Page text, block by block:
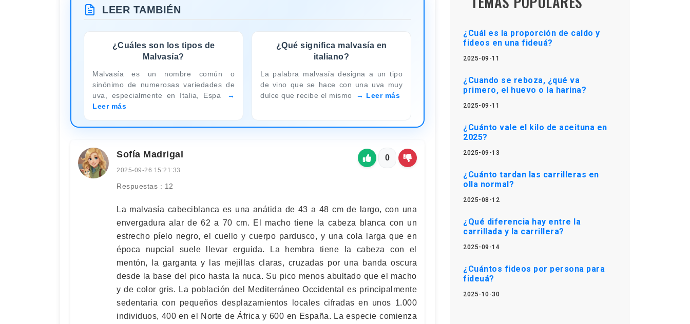
LEER TAMBIÉN
¿Cuáles son los tipos de
Malvasía?
Malvasía es un nombre común o
sinónimo de numerosas variedades de
uva, especialmente en Italia, Espa
Leer más
¿Qué significa malvasía en
italiano?
La palabra malvasía designa a un tipo
de vino que se hace con una uva muy
dulce que recibe el mismo
Leer más
Sofía Madrigal
2025-09-26 15:21:33
Respuestas : 12
0
La malvasía cabeciblanca es una anátida de 43 a 48 cm de largo, con una
envergadura alar de 62 a 70 cm. El macho tiene la cabeza blanca con un
estrecho píelo negro, el cuello y cuerpo pardusco, y una cola larga que en
época nupcial suele llevar erguida. La hembra tiene la cabeza con el
mentón, la garganta y las mejillas claras, cruzadas por una banda oscura
desde la base del pico hasta la nuca. Su pico menos abultado que el macho
y de color gris. La población del Mediterráneo Occidental es principalmente
sedentaria con pequeños desplazamientos locales cifradas en unos 1.000
individuos, 400 en el Norte de África y 600 en España. La especie comienza
¿Cuál es la proporción de caldo y
fideos en una fideuá?
2025-09-11
¿Cuando se reboza, ¿qué va
primero, el huevo o la harina?
2025-09-11
¿Cuánto vale el kilo de aceituna en
2025?
2025-09-13
¿Cuánto tardan las carrilleras en
olla normal?
2025-08-12
¿Qué diferencia hay entre la
carrillada y la carrillera?
2025-09-14
¿Cuántos fideos por persona para
fideuá?
2025-10-30